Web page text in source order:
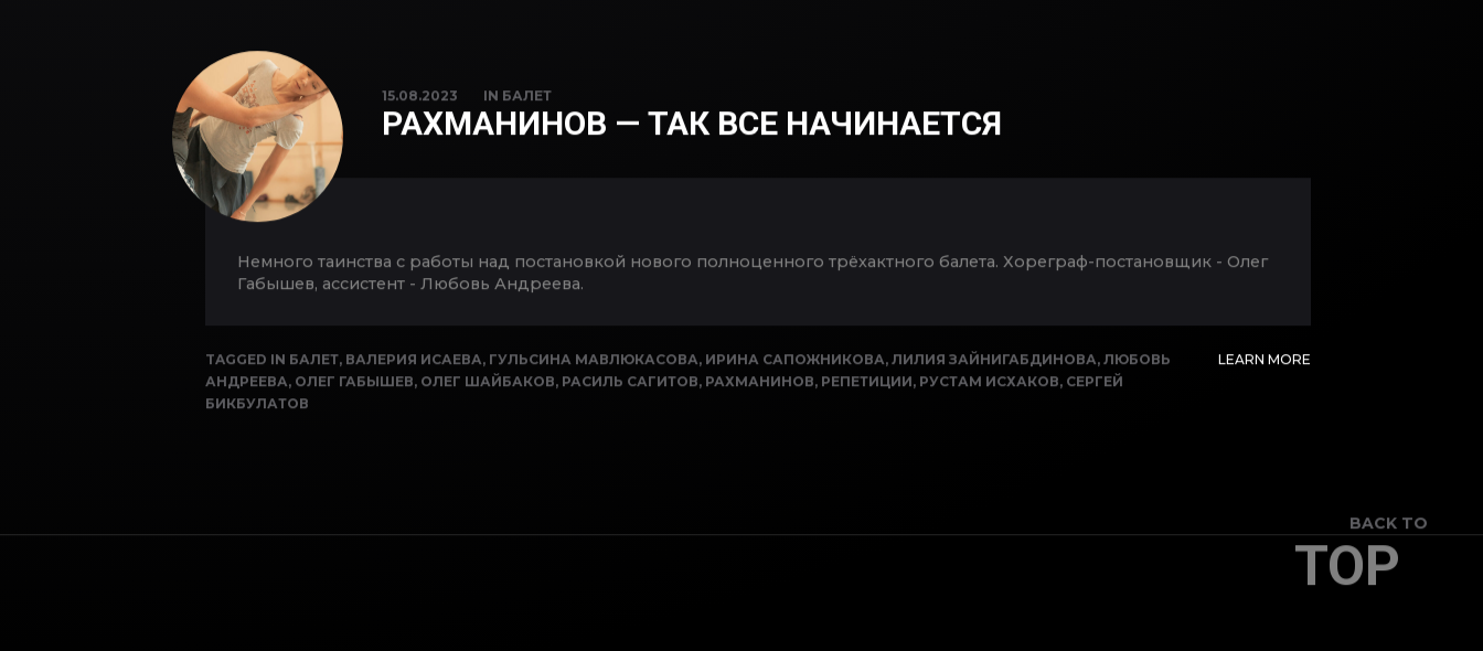
15.08.2023 IN БАЛЕТ
РАХМАНИНОВ — ТАК ВСЕ НАЧИНАЕТСЯ
Немного таинства с работы над постановкой нового полноценного трёхактного балета. Хореграф-постановщик - Олег
Габышев, ассистент - Любовь Андреева.
TAGGED IN БАЛЕТ, ВАЛЕРИЯ ИСАЕВА, ГУЛЬСИНА МАВЛЮКАСОВА, ИРИНА САПОЖНИКОВА, ЛИЛИЯ ЗАЙНИГАБДИНОВА, ЛЮБОВЬ
АНДРЕЕВА, ОЛЕГ ГАБЫШЕВ, ОЛЕГ ШАЙБАКОВ, РАСИЛЬ САГИТОВ, РАХМАНИНОВ, РЕПЕТИЦИИ, РУСТАМ ИСХАКОВ, СЕРГЕЙ
БИКБУЛАТОВ
LEARN MORE
BACK TO
TOP